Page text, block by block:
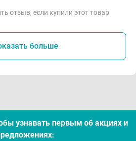
отзыв, если купили этот товар
больше
узнавать первым об акцияx и